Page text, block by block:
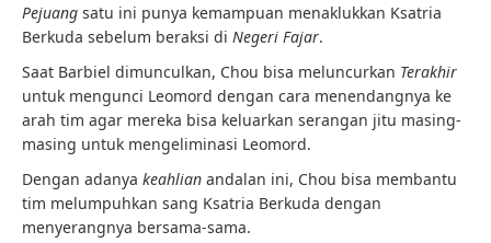
Pejuang satu ini punya kemampuan menaklukkan Ksatria
Berkuda sebelum beraksi di Negeri Fajar.
Saat Barbiel dimunculkan, Chou bisa meluncurkan Terakhir
untuk mengunci Leomord dengan cara menendangnya ke
arah tim agar mereka bisa keluarkan serangan jitu masing-
masing untuk mengeliminasi Leomord.
Dengan adanya keahlian andalan ini, Chou bisa membantu
tim melumpuhkan sang Ksatria Berkuda dengan
menyerangnya bersama-sama.